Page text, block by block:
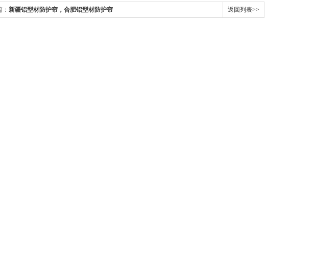
新疆铝型材防护帘，合肥铝型材防护帘 返回列表>>